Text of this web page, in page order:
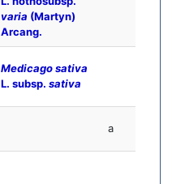
varia (Martyn)
Arcang.
Medicago sativa
L. subsp. sativa
a